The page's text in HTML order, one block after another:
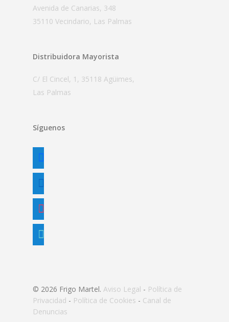
Avenida de Canarias, 348
35110 Vecindario, Las Palmas
Distribuidora Mayorista
C/ El Cincel, 1, 35118 Agüimes,
Las Palmas
Síguenos
facebook
linkedin
instagram
tiktok
© 2026 Frigo Martel. Aviso Legal - Política de
Privacidad - Política de Cookies - Canal de
Denuncias